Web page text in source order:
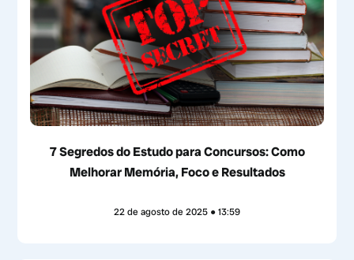
7 Segredos do Estudo para Concursos: Como
Melhorar Memória, Foco e Resultados
22 de agosto de 2025 13:59